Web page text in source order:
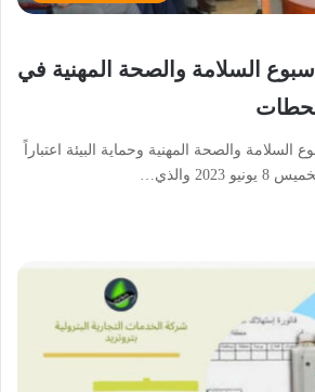
السلامة والصحة المهنية في
والصحة المهنية وحماية البيئة اعتباراً